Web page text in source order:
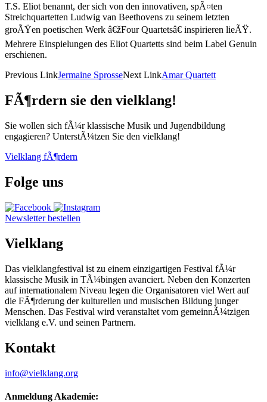
T.S. Eliot benannt, der sich von den innovativen, spÃ¤ten
Streichquartetten Ludwig van Beethovens zu seinem letzten
groÃŸen poetischen Werk â€žFour Quartetsâ€ inspirieren lieÃŸ.
Mehrere Einspielungen des Eliot Quartetts sind beim Label Genuin
erschienen.
Previous LinkJermaine SprosseNext LinkAmar Quartett
FÃ¶rdern sie den vielklang!
Sie wollen sich fÃ¼r klassische Musik und Jugendbildung
engagieren? UnterstÃ¼tzen Sie den vielklang!
Vielklang fÃ¶rdern
Folge uns
Newsletter bestellen
Vielklang
Das vielklangfestival ist zu einem einzigartigen Festival fÃ¼r
klassische Musik in TÃ¼bingen avanciert. Neben den Konzerten
auf internationalem Niveau legen die Organisatoren viel Wert auf
die FÃ¶rderung der kulturellen und musischen Bildung junger
Menschen. Das Festival wird veranstaltet vom gemeinnÃ¼tzigen
vielklang e.V. und seinen Partnern.
Kontakt
info@vielklang.org
Anmeldung Akademie: